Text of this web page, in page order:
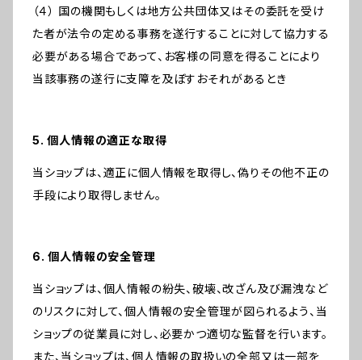
（４） 国の機関もしくは地方公共団体又はその委託を受け
た者が法令の定める事務を遂行することに対して協力する
必要がある場合であって、お客様の同意を得ることにより
当該事務の遂行に支障を及ぼすおそれがあるとき
5. 個人情報の適正な取得
当ショップは、適正に個人情報を取得し、偽りその他不正の
手段により取得しません。
6. 個人情報の安全管理
当ショップは、個人情報の紛失、破壊、改ざん及び漏洩など
のリスクに対して、個人情報の安全管理が図られるよう、当
ショップの従業員に対し、必要かつ適切な監督を行います。
また、当ショップは、個人情報の取扱いの全部又は一部を